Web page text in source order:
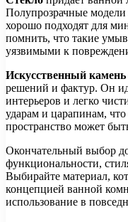
Полупрозрачные
хорошо подходят для
помнить, что такие
уязвимыми к
Искусственный камень
решений и фактур. Он
интерьеров и легко
ударам и царапинам,
пространство может
Окончательный выбор
функциональности,
Выбирайте материал,
концепцией ванной
использование в